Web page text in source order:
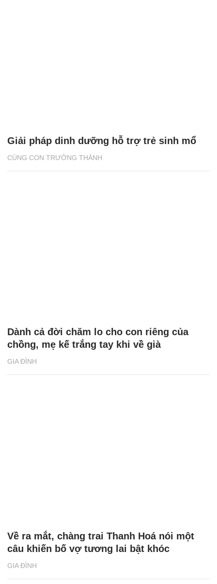
CÙNG CON TRƯỞNG THÀNH
Giải pháp dinh dưỡng hỗ trợ trẻ sinh mổ
GIA ĐÌNH
Dành cả đời chăm lo cho con riêng của
chồng, mẹ kế trắng tay khi về già
GIA ĐÌNH
Về ra mắt, chàng trai Thanh Hoá nói một
câu khiến bố vợ tương lai bật khóc